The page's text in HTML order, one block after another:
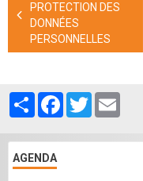
Agenda
Album photos
PROTECTION DES
DONNÉES
PERSONNELLES
PartagerFacebook
Twitter
AGENDA